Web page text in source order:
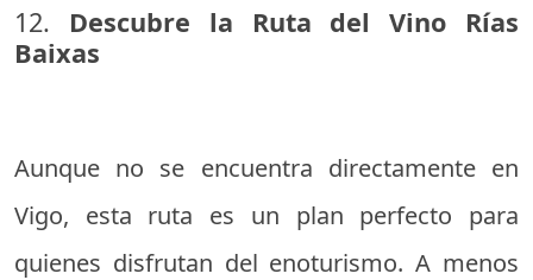
12. Descubre la Ruta del Vino Rías
Baixas
Aunque no se encuentra directamente en
Vigo, esta ruta es un plan perfecto para
quienes disfrutan del enoturismo. A menos